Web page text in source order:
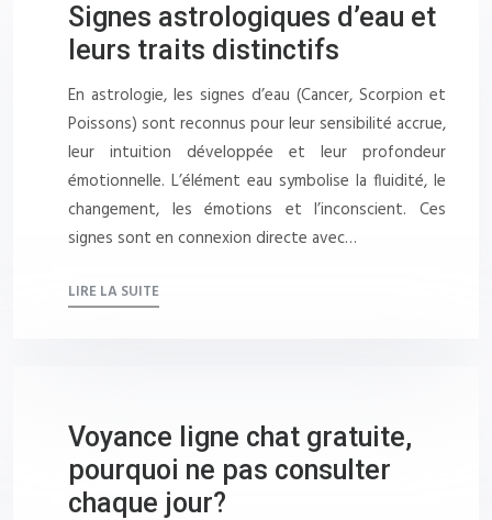
Signes astrologiques d’eau et
leurs traits distinctifs
En astrologie, les signes d’eau (Cancer, Scorpion et
Poissons) sont reconnus pour leur sensibilité accrue,
leur intuition développée et leur profondeur
émotionnelle. L’élément eau symbolise la fluidité, le
changement, les émotions et l’inconscient. Ces
signes sont en connexion directe avec…
LIRE LA SUITE
Voyance ligne chat gratuite,
pourquoi ne pas consulter
chaque jour?